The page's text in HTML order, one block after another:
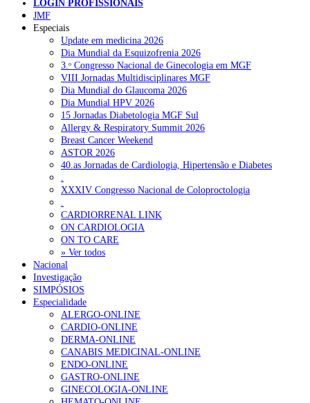
NOTÍCIAS RECENTES
Quase 11.900 jovens recorreram aos cheques psicólogo e
nutricionista no primeiro mês 7 de Agosto, 2026
ULS de Coimbra estreia cirurgia endoscópica do ouvido com
apoio robótico em Portugal 7 de Agosto, 2026
Enfermeiros exigem esclarecimentos sobre eventual gestão
privada da ULS do Algarve
Ordem dos Médicos alerta para riscos no novo sistema de acesso
a consultas e cirurgias 7 de Agosto, 2026
Portugal está a formar os médicos de que precisa?
2026
NOTÍCIAS MAIS LIDAS
Enfermagem Forense. “Da urgência ao tribunal, cada
gesto conta e cada profissional faz a diferença”
203 visualizações
1.º Episódio do Podcast “Frequência Cardio – Sintoniza-
LOGIN PROFISSIONAIS
JMF
Especiais
Update em medicina 2026
Dia Mundial da Esquizofrenia 2026
3.ᵒ Congresso Nacional de Ginecologia em MGF
VIII Jornadas Multidisciplinares MGF
Dia Mundial do Glaucoma 2026
Dia Mundial HPV 2026
15 Jornadas Diabetologia MGF Sul
Allergy & Respiratory Summit 2026
Breast Cancer Weekend
ASTOR 2026
40.as Jornadas de Cardiologia, Hipertensão e Diabetes
.
XXXIV Congresso Nacional de Coloproctologia
.
CARDIORRENAL LINK
ON CARDIOLOGIA
ON TO CARE
» Ver todos
Nacional
Investigação
SIMPÓSIOS
Especialidade
ALERGO-ONLINE
CARDIO-ONLINE
DERMA-ONLINE
CANABIS MEDICINAL-ONLINE
ENDO-ONLINE
GASTRO-ONLINE
GINECOLOGIA-ONLINE